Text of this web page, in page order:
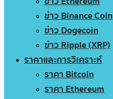
ข่าว Binance Coin
ข่าว Dogecoin
ข่าว Ripple (XRP)
ราคาและการวิเคราะห์
ราคา Bitcoin
ราคา Ethereum